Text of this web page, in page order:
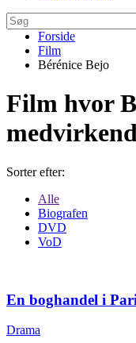
Forside
Film
Bérénice Bejo
Film hvor
Sorter efter:
Alle
Biografen
DVD
VoD
En boghandel i
Drama